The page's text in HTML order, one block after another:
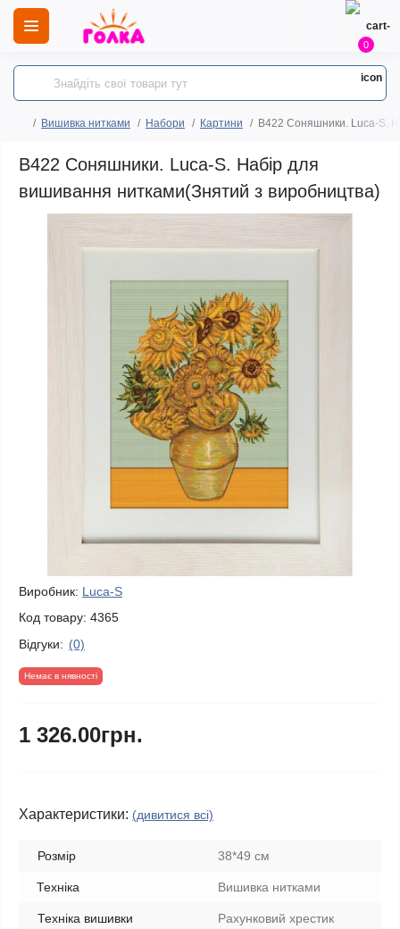
0
Вишивка нитками Набори Картини B422 Соняшники. Luca-S.
B422 Соняшники. Luca-S. Набір для
вишивання нитками(Знятий з виробництва)
Виробник: Luca-S
Код товару: 4365
Відгуки: (0)
Немає в нявності
1 326.00грн.
Характеристики: (дивитися всі)
Розмір 38*49 см
Техніка Вишивка нитками
Техніка вишивки
Рахунковий хрестик